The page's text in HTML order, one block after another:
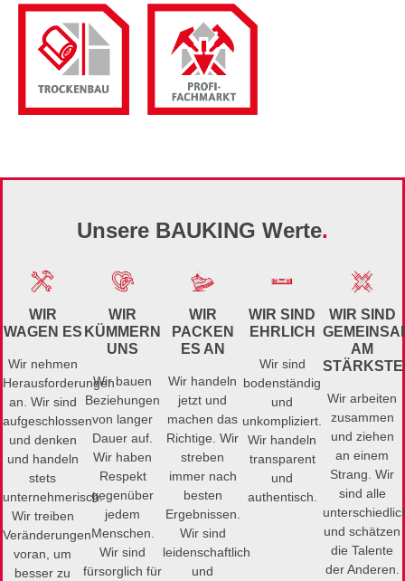
Unsere BAUKING Werte.
WIR
WAGEN ES​
Wir nehmen
Herausforderungen
an. Wir sind
aufgeschlossen
und denken
und handeln
stets
unternehmerisch.
Wir treiben
Veränderungen
voran, um
besser zu
WIR
KÜMMERN
UNS​
Wir bauen
Beziehungen
von langer
Dauer auf.
Wir haben
Respekt
gegenüber
jedem
Menschen.
Wir sind
fürsorglich für
WIR
PACKEN
ES AN
Wir handeln
jetzt und
machen das
Richtige. Wir
streben
immer nach
besten
Ergebnissen.
Wir sind
leidenschaftlich
und
WIR SIND
EHRLICH​
Wir sind
bodenständig
und
unkompliziert.
Wir handeln
transparent
und
authentisch.​
WIR SIND
AM
Wir arbeiten
zusammen
und ziehen
an einem
Strang. Wir
sind alle
und schätzen
die Talente
der Anderen.​